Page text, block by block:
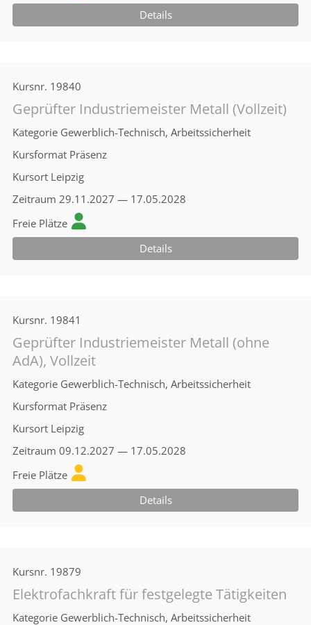
Details
Kursnr. 19840
Geprüfter Industriemeister Metall (Vollzeit)
Kategorie Gewerblich-Technisch, Arbeitssicherheit
Kursformat Präsenz
Kursort Leipzig
Zeitraum 29.11.2027 — 17.05.2028
Freie Plätze
Details
Kursnr. 19841
Geprüfter Industriemeister Metall (ohne
AdA), Vollzeit
Kategorie Gewerblich-Technisch, Arbeitssicherheit
Kursformat Präsenz
Kursort Leipzig
Zeitraum 09.12.2027 — 17.05.2028
Freie Plätze
Details
Kursnr. 19879
Elektrofachkraft für festgelegte Tätigkeiten
Kategorie Gewerblich-Technisch, Arbeitssicherheit